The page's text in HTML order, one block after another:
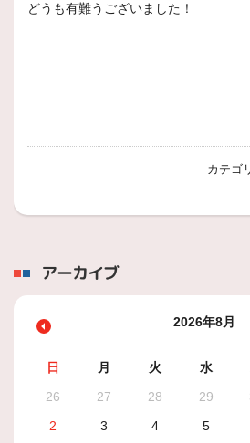
どうも有難うございました！
カテゴ
アーカイブ
2026年8月
日 月 火 水
26
27 28 29
2
3 4 5